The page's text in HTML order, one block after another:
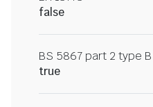
false
BS 5867 part 2 type B
true